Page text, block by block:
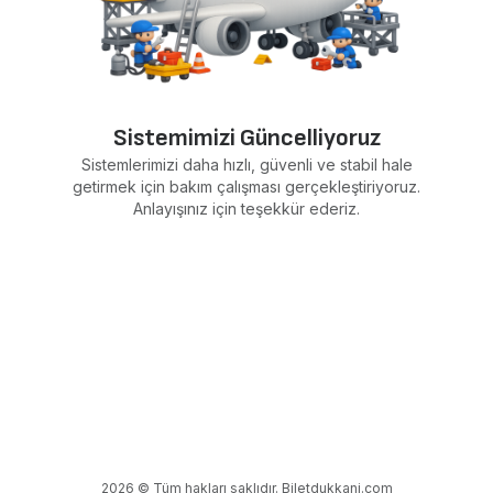
Sistemimizi Güncelliyoruz
Sistemlerimizi daha hızlı, güvenli ve stabil hale
getirmek için bakım çalışması gerçekleştiriyoruz.
Anlayışınız için teşekkür ederiz.
2026 © Tüm hakları saklıdır. Biletdukkani.com